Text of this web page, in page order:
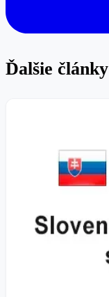
Ďalšie články